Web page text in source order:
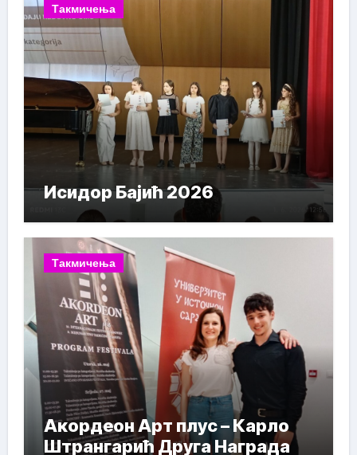
Такмичења
Исидор Бајић 2026
Такмичења
Акордеон Арт плус – Карло
Штрангарић Друга Награда